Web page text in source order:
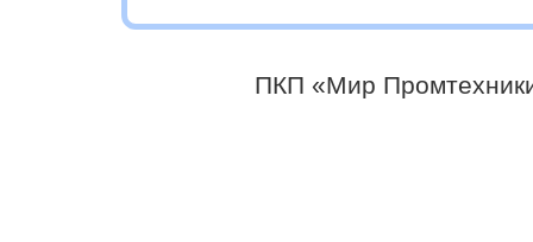
ПКП «Мир